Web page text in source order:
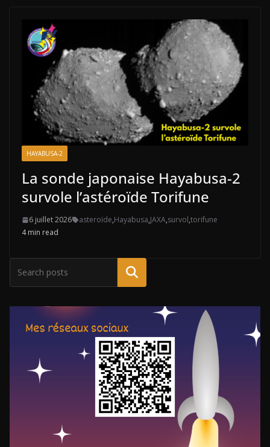
HAYABUSA-2
La sonde japonaise Hayabusa-2
survole l’astéroïde Torifune
6 juillet 2026 asteroïde,Hayabusa,JAXA,survol,torifune
4 min read